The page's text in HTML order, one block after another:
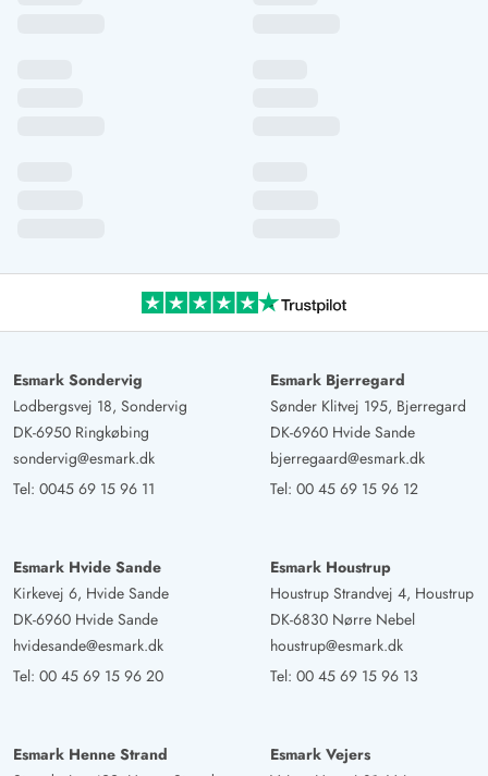
Esmark Sondervig
Lodbergsvej 18, Sondervig
DK-6950 Ringkøbing
sondervig@esmark.dk
Tel: 0045 69 15 96 11
Esmark Bjerregard
Sønder Klitvej 195, Bjerregard
DK-6960 Hvide Sande
bjerregaard@esmark.dk
Tel: 00 45 69 15 96 12
Esmark Hvide Sande
Kirkevej 6, Hvide Sande
DK-6960 Hvide Sande
hvidesande@esmark.dk
Tel: 00 45 69 15 96 20
Esmark Houstrup
Houstrup Strandvej 4, Houstrup
DK-6830 Nørre Nebel
houstrup@esmark.dk
Tel: 00 45 69 15 96 13
Esmark Henne Strand
Esmark Vejers